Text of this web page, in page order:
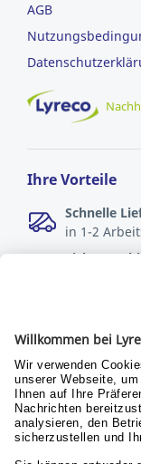
AGB
Ihre Vorteile
Schnelle
in 1-2
Sichere
Rechnung
Verantwortung
Nachhaltigkeit
Menschen & Werte